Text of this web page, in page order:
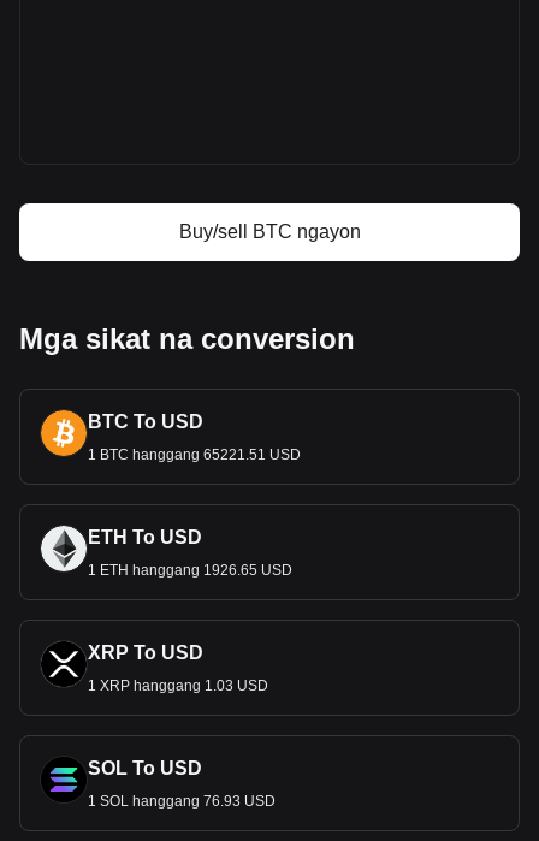
Buy/sell BTC ngayon
Mga sikat na conversion
BTC To USD
1 BTC hanggang 65221.51 USD
ETH To USD
1 ETH hanggang 1926.65 USD
XRP To USD
1 XRP hanggang 1.03 USD
SOL To USD
1 SOL hanggang 76.93 USD